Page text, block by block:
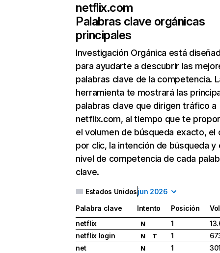
netflix.com
Palabras clave orgánicas
principales
Investigación Orgánica está
para ayudarte a descubrir las
palabras clave de la competencia.
herramienta te mostrará las
palabras clave que dirigen tráfico a
netflix.com, al tiempo que te
el volumen de búsqueda exacto, el
por clic, la intención de búsqueda y
nivel de competencia de cada
clave.
Estados Unidosjun 2026
Palabra clave Intento Posición
netflix
N 1
netflix login
N T 1
net
N 1